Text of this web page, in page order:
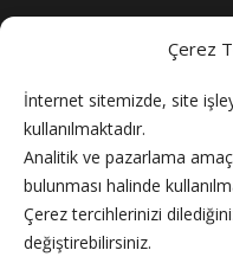
Çerez
İnternet sitemizde, site
kullanılmaktadır.
Analitik ve pazarlama
bulunması halinde
Çerez tercihlerinizi
değiştirebilirsiniz.
Flash Haber